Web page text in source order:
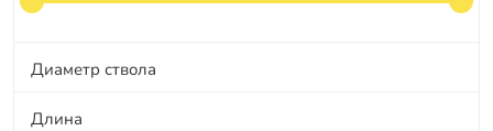
Оплата
Отзывы
Диаметр ствола
Длина